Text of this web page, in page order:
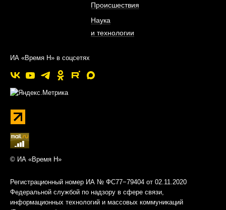
Происшествия
Наука
и технологии
ИА «Время Н» в соцсетях
© ИА «Время Н»
Регистрационный номер ИА № ФС77−79404 от 02.11.2020
Федеральной службой по надзору в сфере связи,
информационных технологий и массовых коммуникаций